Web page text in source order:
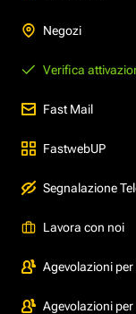
Negozi
Verifica
Fast Mail
FastwebUP
Segnalazione
Lavora con noi
Agevolazioni
Agevolazioni